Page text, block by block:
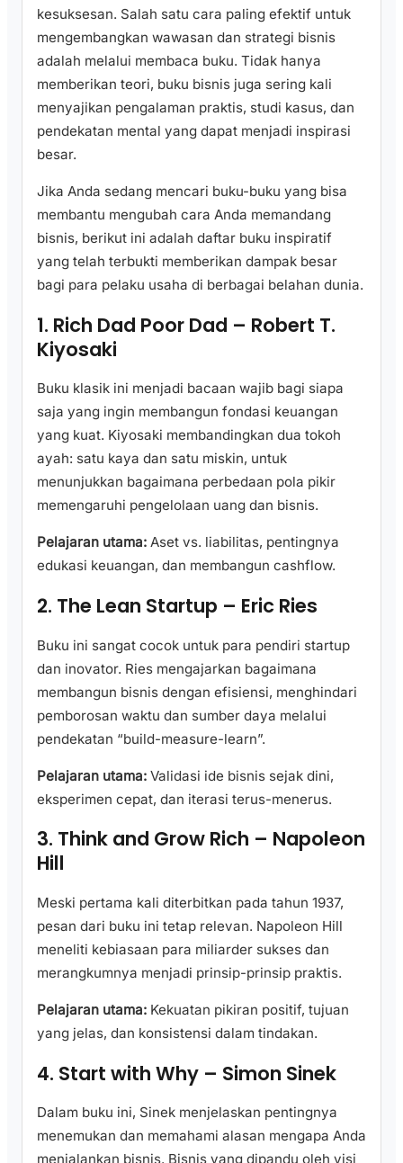
kesuksesan. Salah satu cara paling efektif untuk
mengembangkan wawasan dan strategi bisnis
adalah melalui membaca buku. Tidak hanya
memberikan teori, buku bisnis juga sering kali
menyajikan pengalaman praktis, studi kasus, dan
pendekatan mental yang dapat menjadi inspirasi
besar.
Jika Anda sedang mencari buku-buku yang bisa
membantu mengubah cara Anda memandang
bisnis, berikut ini adalah daftar buku inspiratif
yang telah terbukti memberikan dampak besar
bagi para pelaku usaha di berbagai belahan dunia.
1. Rich Dad Poor Dad – Robert T.
Kiyosaki
Buku klasik ini menjadi bacaan wajib bagi siapa
saja yang ingin membangun fondasi keuangan
yang kuat. Kiyosaki membandingkan dua tokoh
ayah: satu kaya dan satu miskin, untuk
menunjukkan bagaimana perbedaan pola pikir
memengaruhi pengelolaan uang dan bisnis.
Pelajaran utama: Aset vs. liabilitas, pentingnya
edukasi keuangan, dan membangun cashflow.
2. The Lean Startup – Eric Ries
Buku ini sangat cocok untuk para pendiri startup
dan inovator. Ries mengajarkan bagaimana
membangun bisnis dengan efisiensi, menghindari
pemborosan waktu dan sumber daya melalui
pendekatan “build-measure-learn”.
Pelajaran utama: Validasi ide bisnis sejak dini,
eksperimen cepat, dan iterasi terus-menerus.
3. Think and Grow Rich – Napoleon
Hill
Meski pertama kali diterbitkan pada tahun 1937,
pesan dari buku ini tetap relevan. Napoleon Hill
meneliti kebiasaan para miliarder sukses dan
merangkumnya menjadi prinsip-prinsip praktis.
Pelajaran utama: Kekuatan pikiran positif, tujuan
yang jelas, dan konsistensi dalam tindakan.
4. Start with Why – Simon Sinek
Dalam buku ini, Sinek menjelaskan pentingnya
menemukan dan memahami alasan mengapa Anda
menjalankan bisnis. Bisnis yang dipandu oleh visi